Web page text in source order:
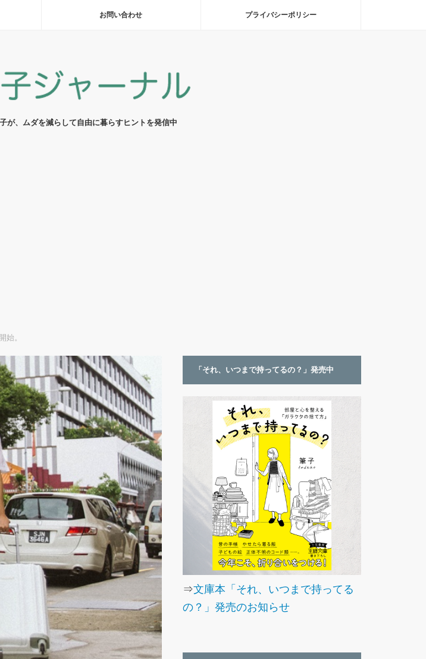
お問い合わせ プライバシーポリシー
が、ムダを減らして自由に暮らすヒントを発信中
始。
「それ、いつまで持ってるの？」発売中
⇒文庫本「それ、いつまで持ってる
の？」発売のお知らせ